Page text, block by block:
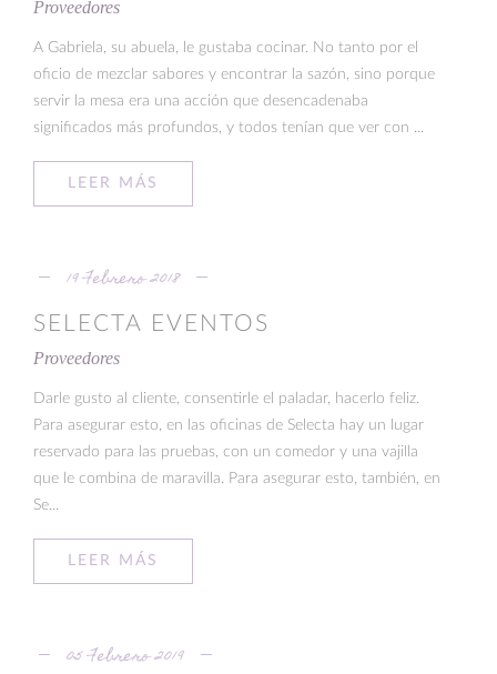
Proveedores
A Gabriela, su abuela, le gustaba cocinar. No tanto por el
oficio de mezclar sabores y encontrar la sazón, sino porque
servir la mesa era una acción que desencadenaba
significados más profundos, y todos tenían que ver con ...
LEER MÁS
19 Febrero 2018
SELECTA EVENTOS
Proveedores
Darle gusto al cliente, consentirle el paladar, hacerlo feliz.
Para asegurar esto, en las oficinas de Selecta hay un lugar
reservado para las pruebas, con un comedor y una vajilla
que le combina de maravilla. Para asegurar esto, también, en
Se...
LEER MÁS
05 Febrero 2019